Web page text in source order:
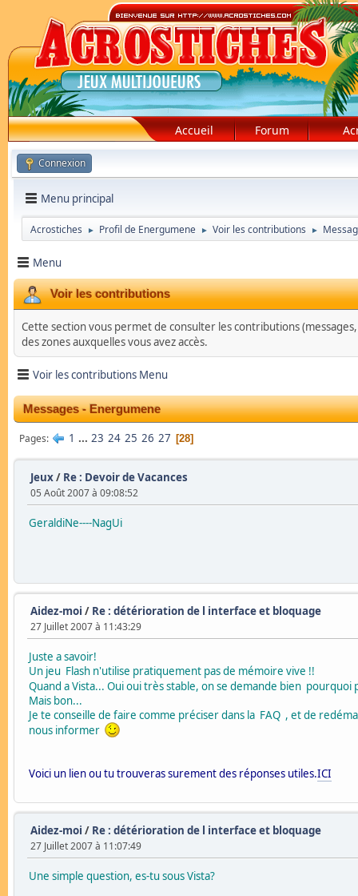
Accueil Forum
Connexion
Menu principal
Acrostiches ► Profil de Energumene ► Voir les contributions ►
Menu
Voir les contributions
Cette section vous permet de consulter les contributions
des zones auxquelles vous avez accès.
Voir les contributions Menu
Messages - Energumene
Pages 1 ... 23 24 25 26 27 28
Jeux/ Re : Devoir de Vacances
05 Août 2007 à 09:08:52
GeraldiNe----NagUi
Aidez-moi / Re : détérioration de l interface et bloquage
27 Juillet 2007 à 11:43:29
Juste a savoir!
Un jeu Flash n'utilise pratiquement pas de mémoire vive !!
Quand a Vista... Oui oui très stable, on se demande bien
Mais bon...
Je te conseille de faire comme préciser dans la FAQ , et de
nous informer
Voici un lien ou tu trouveras surement des réponses utiles.ICI
Aidez-moi / Re : détérioration de l interface et bloquage
27 Juillet 2007 à 11:07:49
Une simple question, es-tu sous Vista?